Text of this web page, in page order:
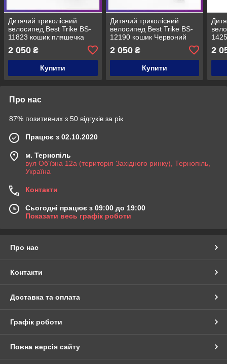
Дитячий триколісний
велосипед Best Trike BS-
11823 кошик пляшечка
2 050 ₴
Купити
Дитячий триколісний
велосипед Best Trike BS-
12190 кошик Червоний
2 050₴
Купити
2
Про нас
87% позитивних з 50 відгуків за рік
Працює з 02.10.2020
м. Тернопіль
вул Об'їзна 12а (територія Західного ринку), Тернопіль,
Україна
Контакти
Сьогодні працює з 09:00 до 19:00
Показати весь графік роботи
Про нас
Контакти
Доставка та оплата
Графік роботи
Повна версія сайту